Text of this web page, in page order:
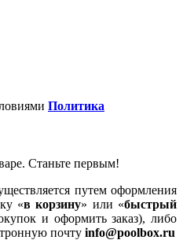
Политика
Станьте первым!
путем оформления
«в корзину» или «быстрый
и оформить заказ), либо
почту info@poolbox.ru